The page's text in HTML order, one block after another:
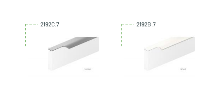
2192C.7 2192B.7